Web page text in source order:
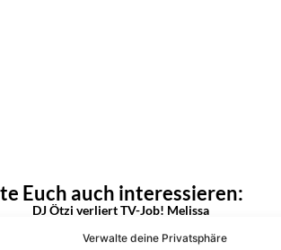
Verwalte deine Privatsphäre
Euch auch interessieren:
DJ Ötzi verliert TV-Job! Melissa
„Zauberhafte Weihnacht“!